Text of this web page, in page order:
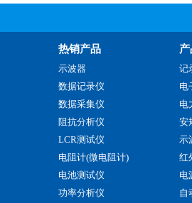
热销产品
示波器
数据记录仪
数据采集仪
阻抗分析仪
LCR测试仪
电阻计(微电阻计)
电池测试仪
功率分析仪
记
电
电
安
示
红
电
自